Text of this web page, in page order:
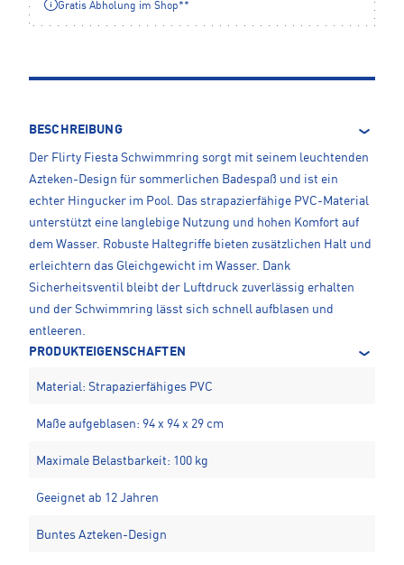
Gratis Abholung im Shop**
BESCHREIBUNG
Der Flirty Fiesta Schwimmring sorgt mit seinem leuchtenden
Azteken-Design für sommerlichen Badespaß und ist ein
echter Hingucker im Pool. Das strapazierfähige PVC-Material
unterstützt eine langlebige Nutzung und hohen Komfort auf
dem Wasser. Robuste Haltegriffe bieten zusätzlichen Halt und
erleichtern das Gleichgewicht im Wasser. Dank
Sicherheitsventil bleibt der Luftdruck zuverlässig erhalten
und der Schwimmring lässt sich schnell aufblasen und
entleeren.
PRODUKTEIGENSCHAFTEN
Material: Strapazierfähiges PVC
Maße aufgeblasen: 94 x 94 x 29 cm
Maximale Belastbarkeit: 100 kg
Geeignet ab 12 Jahren
Buntes Azteken-Design